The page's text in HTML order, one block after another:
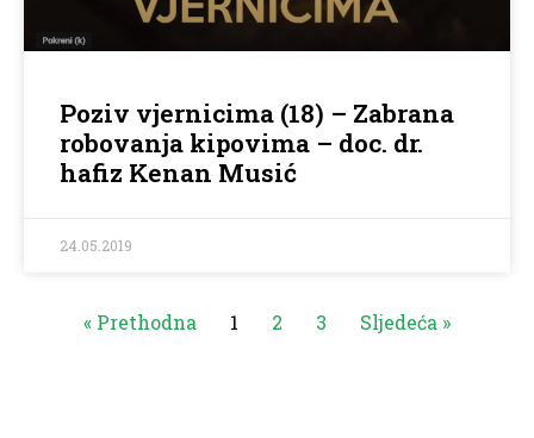
Poziv vjernicima (18) – Zabrana
robovanja kipovima – doc. dr.
hafiz Kenan Musić
24.05.2019
« Prethodna 1 2 3 Sljedeća »